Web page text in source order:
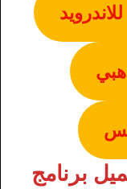
برنامج